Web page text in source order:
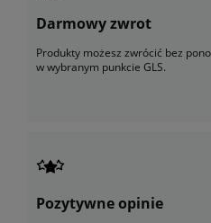
Darmowy zwrot
Produkty możesz zwrócić bez
w wybranym punkcie GLS.
Pozytywne opinie